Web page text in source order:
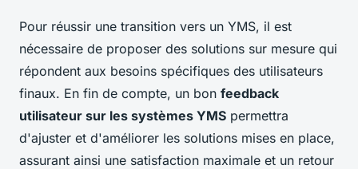
Pour réussir une transition vers un YMS, il est
nécessaire de proposer des solutions sur mesure qui
répondent aux besoins spécifiques des utilisateurs
finaux. En fin de compte, un bon feedback
utilisateur sur les systèmes YMS permettra
d'ajuster et d'améliorer les solutions mises en place,
assurant ainsi une satisfaction maximale et un retour